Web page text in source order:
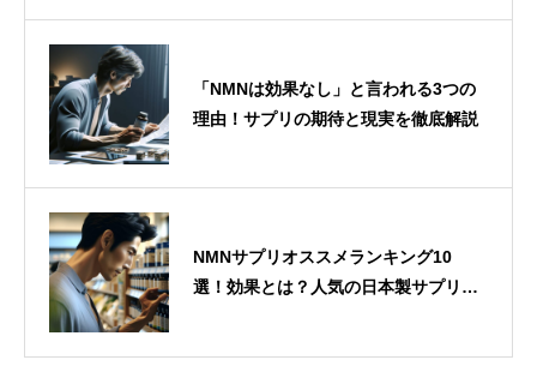
「NMNは効果なし」と言われる3つの
理由！サプリの期待と現実を徹底解説
NMNサプリオススメランキング10
選！効果とは？人気の日本製サプリの